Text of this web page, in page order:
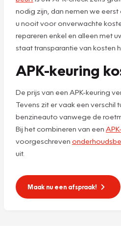
nodig zijn, dan nemen we
u nooit voor onverwachte
repareren enkel en alleen met
staat transparantie van kosten
APK-keuring
De prijs van een APK-keuring
Tevens zit er vaak een verschil
benzineauto vanwege de
Bij het combineren van een
voorgeschreven
uit.
Maak nu een afspraak!